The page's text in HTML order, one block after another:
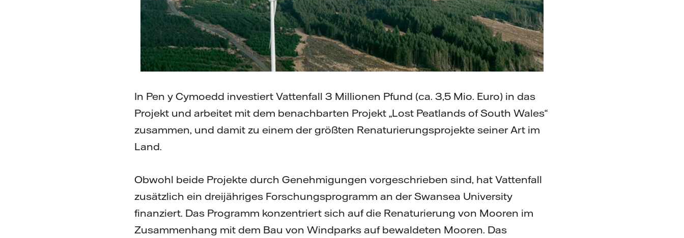
In Pen y Cymoedd investiert Vattenfall 3 Millionen Pfund (ca. 3,5 Mio. Euro) in das
Projekt und arbeitet mit dem benachbarten Projekt „Lost Peatlands of South Wales“
zusammen, und damit zu einem der größten Renaturierungsprojekte seiner Art im
Land.
Obwohl beide Projekte durch Genehmigungen vorgeschrieben sind, hat Vattenfall
zusätzlich ein dreijähriges Forschungsprogramm an der Swansea University
finanziert. Das Programm konzentriert sich auf die Renaturierung von Mooren im
Zusammenhang mit dem Bau von Windparks auf bewaldeten Mooren. Das